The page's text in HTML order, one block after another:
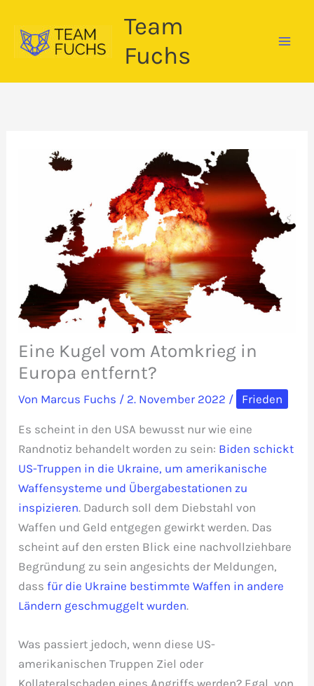
Inhalt
springen
Team
Fuchs
Eine Kugel vom Atomkrieg in
Europa entfernt?
Von Marcus Fuchs / 2. November 2022 / Frieden
Es scheint in den USA bewusst nur wie eine
Randnotiz behandelt worden zu sein: Biden schickt
US-Truppen in die Ukraine, um amerikanische
Waffensysteme und Übergabestationen zu
inspizieren. Dadurch soll dem Diebstahl von
Waffen und Geld entgegen gewirkt werden. Das
scheint auf den ersten Blick eine nachvollziehbare
Begründung zu sein angesichts der Meldungen,
dassfür die Ukraine bestimmte Waffen in andere
Ländern geschmuggelt wurden.
Was passiert jedoch, wenn diese US-
amerikanischen Truppen Ziel oder